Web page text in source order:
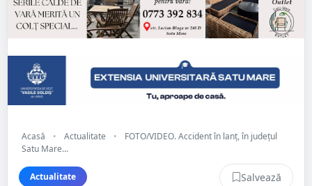
Acasă • Actualitate •
FOTO/VIDEO. Accident în lanț, în județul
Satu Mare...
Actualitate Salvează